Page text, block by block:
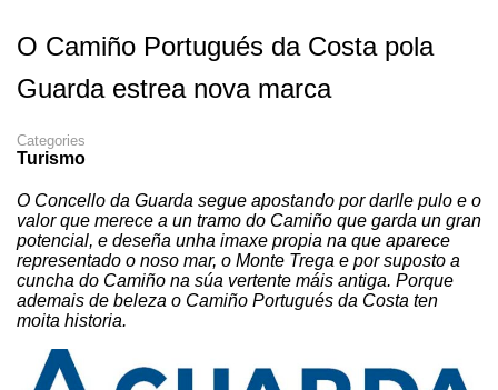
O Camiño Portugués da Costa pola
Guarda estrea nova marca
Categories
Turismo
O Concello da Guarda segue apostando por darlle pulo e o
valor que merece a un tramo do Camiño que garda un gran
potencial, e deseña unha imaxe propia na que aparece
representado o noso mar, o Monte Trega e por suposto a
cuncha do Camiño na súa vertente máis antiga. Porque
ademais de beleza o Camiño Portugués da Costa ten
moita historia.